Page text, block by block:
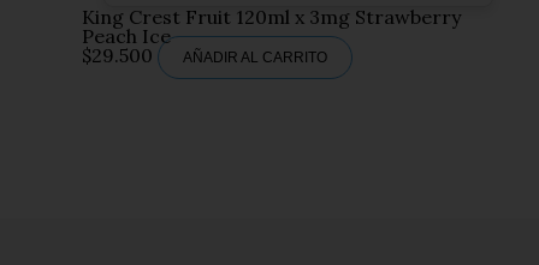
King Crest Fruit 120ml x 3mg Strawberry
Peach Ice
$29.500 AÑADIR AL CARRITO